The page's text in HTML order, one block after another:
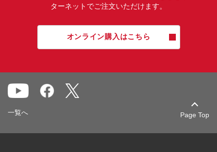
ターネットでご注文いただけます。
オンライン購入はこちら
Page Top
一覧へ